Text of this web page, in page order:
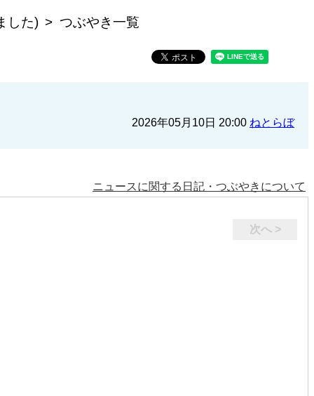
した) つぶやき一覧
2026年05月10日 20:00 ねとらぼ
ニュースに関する日記・つぶやきについて
次へ >